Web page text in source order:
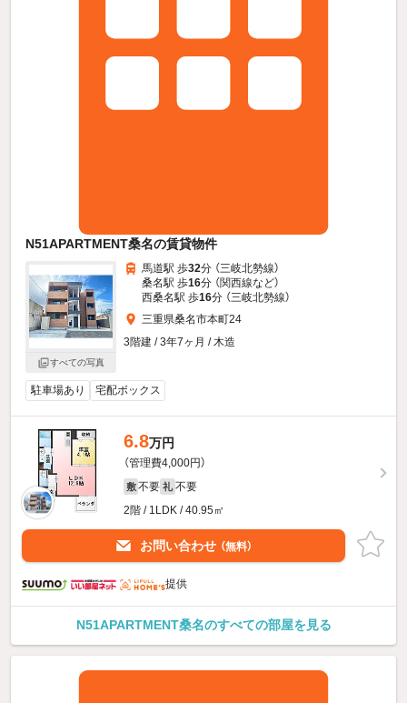
N51APARTMENT桑名の賃貸物件
すべての写真
馬道駅 歩32分 （三岐北勢線）
桑名駅 歩16分 （関西線など）
西桑名駅 歩16分 （三岐北勢線）
三重県桑名市本町24
3階建 / 3年7ヶ月 / 木造
駐車場あり 宅配ボックス
6.8万円
（管理費4,000円）
敷 不要 礼 不要
2階 / 1LDK / 40.95㎡
お問い合わせ （無料）
提供
N51APARTMENT桑名のすべての部屋を見る